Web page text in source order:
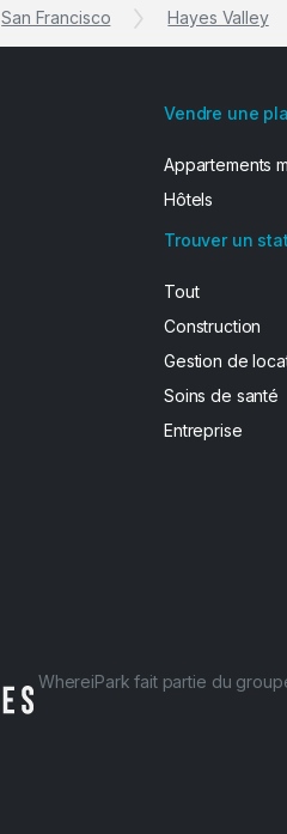
San Francisco Hayes Valley
Vendre une
Appartements
Hôtels
Trouver un
Tout
Construction
Gestion de
Soins de santé
Entreprise
WhereiPark fait partie du